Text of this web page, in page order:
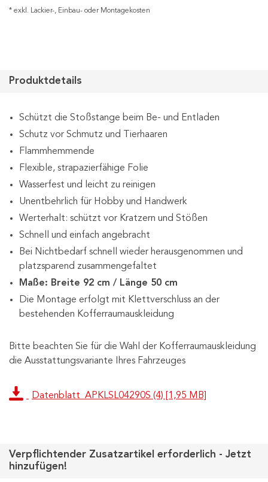
* exkl. Lackier-, Einbau- oder Montagekosten
Produktdetails
Schützt die Stoßstange beim Be- und Entladen
Schutz vor Schmutz und Tierhaaren
Flammhemmende
Flexible, strapazierfähige Folie
Wasserfest und leicht zu reinigen
Unentbehrlich für Hobby und Handwerk
Werterhalt: schützt vor Kratzern und Stößen
Schnell und einfach angebracht
Bei Nichtbedarf schnell wieder herausgenommen und
platzsparend zusammengefaltet
Maße: Breite 92 cm / Länge 50 cm
Die Montage erfolgt mit Klettverschluss an der
bestehenden Kofferraumauskleidung
Bitte beachten Sie für die Wahl der Kofferraumauskleidung
die Ausstattungsvariante Ihres Fahrzeuges
Datenblatt_APKLSL04290S (4) [1,95 MB]
Verpflichtender Zusatzartikel erforderlich - Jetzt
hinzufügen!